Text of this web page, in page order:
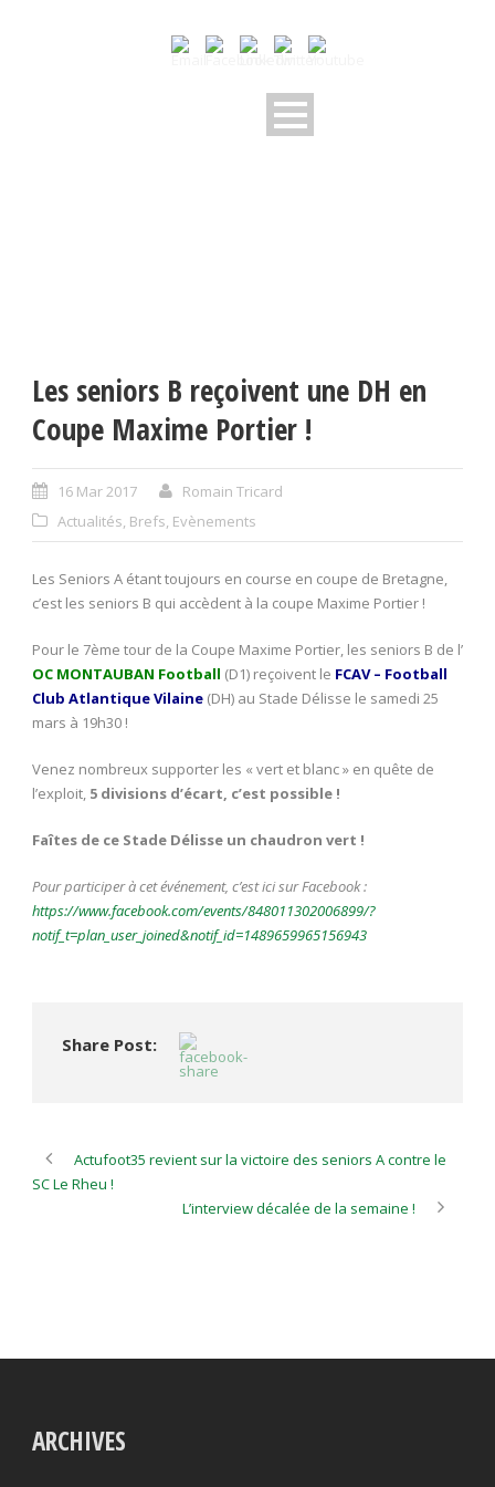
Les seniors B reçoivent une DH en
Coupe Maxime Portier !
16 Mar 2017
Romain Tricard
Actualités, Brefs, Evènements
Les Seniors A étant toujours en course en coupe de Bretagne,
c’est les seniors B qui accèdent à la coupe Maxime Portier !
Pour le 7ème tour de la Coupe Maxime Portier, les seniors B de l’
OC MONTAUBAN Football (D1) reçoivent le FCAV – Football
Club Atlantique Vilaine (DH) au Stade Délisse le samedi 25
mars à 19h30 !
Venez nombreux supporter les « vert et blanc » en quête de
l’exploit, 5 divisions d’écart, c’est possible !
Faîtes de ce Stade Délisse un chaudron vert !
Pour participer à cet événement, c’est ici sur Facebook :
https://www.facebook.com/events/848011302006899/?
notif_t=plan_user_joined&notif_id=1489659965156943
Share Post:
Actufoot35 revient sur la victoire des seniors A contre le
SC Le Rheu !
L’interview décalée de la semaine !
ARCHIVES